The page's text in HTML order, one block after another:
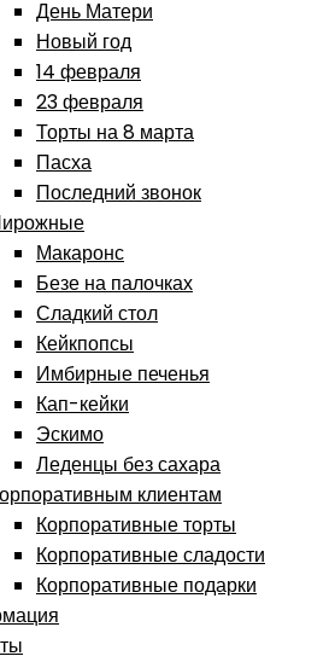
День Матери
Новый год
14 февраля
23 февраля
Торты на 8 марта
Пасха
Последний звонок
Макаронс
Безе на палочках
Сладкий стол
Кейкпопсы
Имбирные печенья
Кап-кейки
Эскимо
Леденцы без сахара
клиентам
Корпоративные торты
Корпоративные сладости
Корпоративные подарки